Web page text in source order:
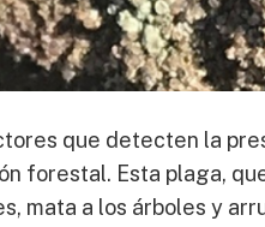
que detecten la
forestal. Esta plaga,
mata a los árboles y